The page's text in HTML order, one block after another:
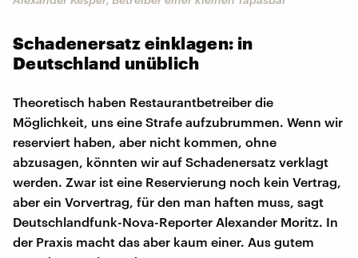
Schadenersatz einklagen: in
Deutschland unüblich
Theoretisch haben Restaurantbetreiber die
Möglichkeit, uns eine Strafe aufzubrummen. Wenn wir
reserviert haben, aber nicht kommen, ohne
abzusagen, könnten wir auf Schadenersatz verklagt
werden. Zwar ist eine Reservierung noch kein Vertrag,
aber ein Vorvertrag, für den man haften muss, sagt
Deutschlandfunk-Nova-Reporter Alexander Moritz. In
der Praxis macht das aber kaum einer. Aus gutem